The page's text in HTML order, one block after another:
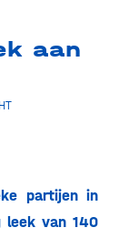
aan
partijen in
leek van 140